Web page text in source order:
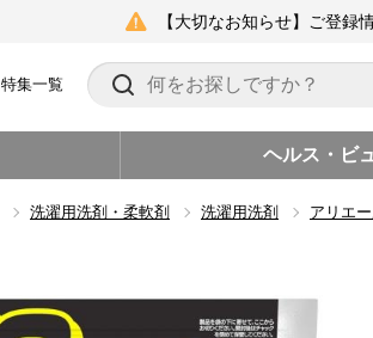
【大切なお知らせ】ご登録
特集一覧
ヘルス・ビ
洗濯用洗剤・柔軟剤 洗濯用洗剤 アリエ